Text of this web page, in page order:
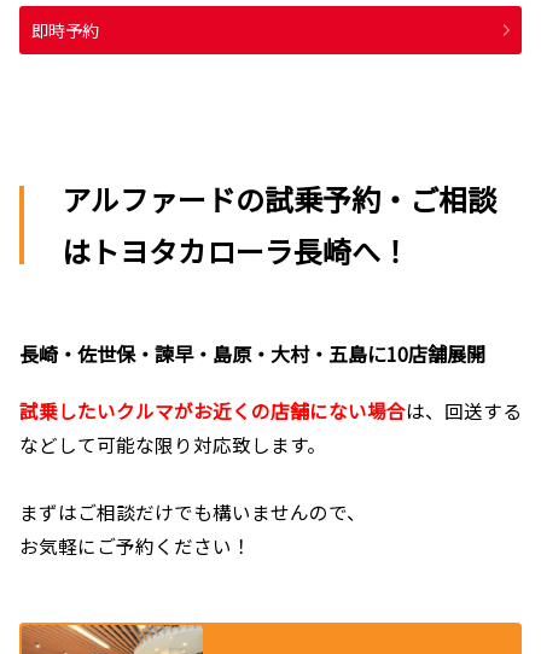
即時予約
アルファードの試乗予約・ご相談
はトヨタカローラ長崎へ！
長崎・佐世保・諫早・島原・大村・五島に10店舗展開
試乗したいクルマがお近くの店舗にない場合は、回送する
などして可能な限り対応致します。
まずはご相談だけでも構いませんので、
お気軽にご予約ください！